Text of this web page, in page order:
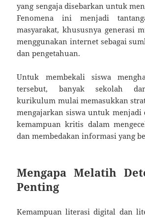
yang sengaja disebarkan untuk
Fenomena ini menjadi
masyarakat, khususnya generasi
menggunakan internet sebagai
dan pengetahuan.
Untuk membekali siswa
tersebut, banyak sekolah
kurikulum mulai memasukkan
mengajarkan siswa untuk menjadi
kemampuan kritis dalam
dan membedakan informasi yang
Mengapa Melatih
Penting
Kemampuan literasi digital dan